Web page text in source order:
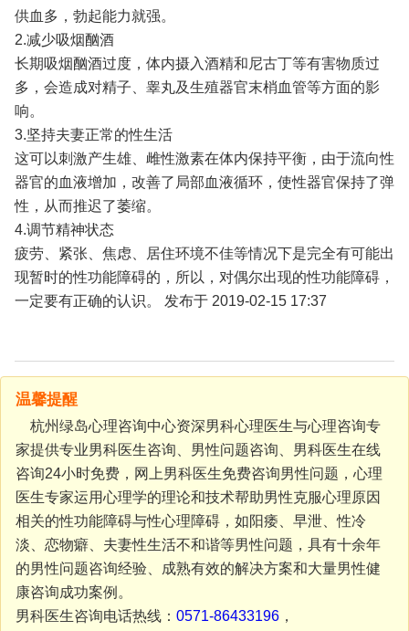
供血多，勃起能力就强。
2.减少吸烟酗酒
长期吸烟酗酒过度，体内摄入酒精和尼古丁等有害物质过
多，会造成对精子、睾丸及生殖器官末梢血管等方面的影
响。
3.坚持夫妻正常的性生活
这可以刺激产生雄、雌性激素在体内保持平衡，由于流向性
器官的血液增加，改善了局部血液循环，使性器官保持了弹
性，从而推迟了萎缩。
4.调节精神状态
疲劳、紧张、焦虑、居住环境不佳等情况下是完全有可能出
现暂时的性功能障碍的，所以，对偶尔出现的性功能障碍，
一定要有正确的认识。 发布于 2019-02-15 17:37
温馨提醒
杭州绿岛心理咨询中心资深男科心理医生与心理咨询专
家提供专业男科医生咨询、男性问题咨询、男科医生在线
咨询24小时免费，网上男科医生免费咨询男性问题，心理
医生专家运用心理学的理论和技术帮助男性克服心理原因
相关的性功能障碍与性心理障碍，如阳痿、早泄、性冷
淡、恋物癖、夫妻性生活不和谐等男性问题，具有十余年
的男性问题咨询经验、成熟有效的解决方案和大量男性健
康咨询成功案例。
男科医生咨询电话热线： 0571-86433196，